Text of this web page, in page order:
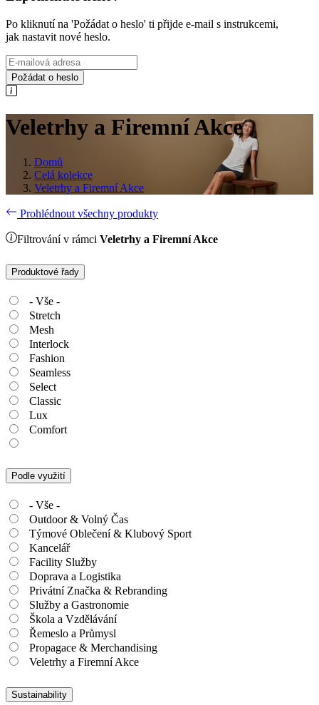
Po kliknutí na 'Požádat o heslo' ti přijde e-mail s instrukcemi,
jak nastavit nové heslo.
Požádat o heslo
Veletrhy a Firemní Akce
Domů
Celá kolekce
Veletrhy a Firemní Akce
Prohlédnout všechny produkty
Filtrování v rámci Veletrhy a Firemní Akce
Produktové řady
- Vše -
Stretch
Mesh
Interlock
Fashion
Seamless
Select
Classic
Lux
Comfort
Podle využití
- Vše -
Outdoor & Volný Čas
Týmové Oblečení & Klubový Sport
Kancelář
Facility Služby
Doprava a Logistika
Privátní Značka & Rebranding
Služby a Gastronomie
Škola a Vzdělávání
Řemeslo a Průmysl
Propagace & Merchandising
Veletrhy a Firemní Akce
Sustainability